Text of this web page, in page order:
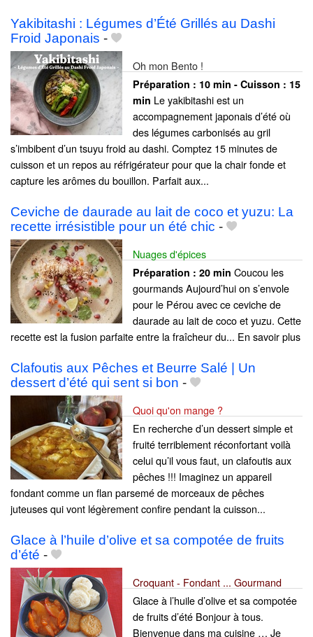
Yakibitashi : Légumes d’Été Grillés au Dashi
Froid Japonais -
Oh mon Bento !
Préparation : 10 min - Cuisson : 15
min Le yakibitashi est un
accompagnement japonais d’été où
des légumes carbonisés au gril
s’imbibent d’un tsuyu froid au dashi. Comptez 15 minutes de
cuisson et un repos au réfrigérateur pour que la chair fonde et
capture les arômes du bouillon. Parfait aux...
Ceviche de daurade au lait de coco et yuzu: La
recette irrésistible pour un été chic -
Nuages d'épices
Préparation : 20 min Coucou les
gourmands Aujourd’hui on s’envole
pour le Pérou avec ce ceviche de
daurade au lait de coco et yuzu. Cette
recette est la fusion parfaite entre la fraîcheur du... En savoir plus
Clafoutis aux Pêches et Beurre Salé | Un
dessert d’été qui sent si bon -
Quoi qu'on mange ?
En recherche d’un dessert simple et
fruité terriblement réconfortant voilà
celui qu’il vous faut, un clafoutis aux
pêches !!! Imaginez un appareil
fondant comme un flan parsemé de morceaux de pêches
juteuses qui vont légèrement confire pendant la cuisson...
Glace à l’huile d’olive et sa compotée de fruits
d’été -
Croquant - Fondant ... Gourmand
Glace à l’huile d’olive et sa compotée
de fruits d’été Bonjour à tous.
Bienvenue dans ma cuisine … Je